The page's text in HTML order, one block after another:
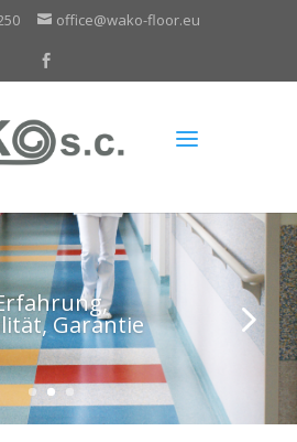
office@wako-floor.eu
Garantie